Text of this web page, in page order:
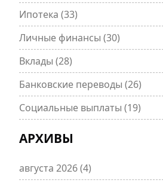
Ипотека (33)
Личные финансы (30)
Вклады (28)
Банковские переводы (26)
Социальные выплаты (19)
АРХИВЫ
августа 2026(4)